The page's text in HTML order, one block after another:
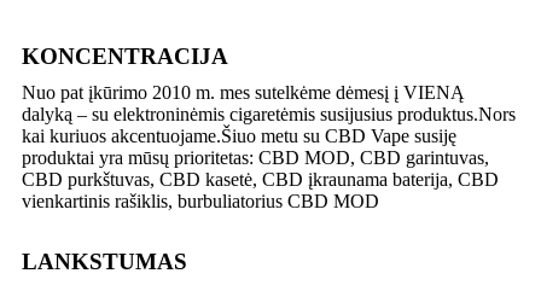
KONCENTRACIJA
Nuo pat įkūrimo 2010 m. mes sutelkėme dėmesį į VIENĄ
dalyką – su elektroninėmis cigaretėmis susijusius produktus.Nors
kai kuriuos akcentuojame.Šiuo metu su CBD Vape susiję
produktai yra mūsų prioritetas: CBD MOD, CBD garintuvas,
CBD purkštuvas, CBD kasetė, CBD įkraunama baterija, CBD
vienkartinis rašiklis, burbuliatorius CBD MOD
LANKSTUMAS